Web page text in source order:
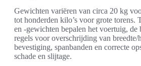
Gewichten variëren van circa 20 kg
tot honderden kilo’s voor grote torens.
en -gewichten bepalen het voertuig, de
regels voor overschrijding van breedte/
bevestiging, spanbanden en correcte
schade en slijtage.